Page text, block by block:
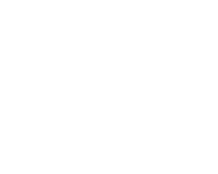
полученной консультацией.
Буду рекомендовать!